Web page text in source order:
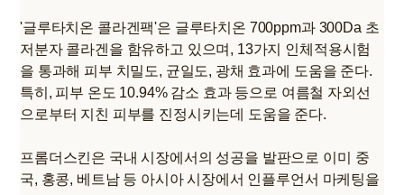
'글루타치온 콜라겐팩'은 글루타치온 700ppm과 300Da 초
저분자 콜라겐을 함유하고 있으며, 13가지 인체적용시험
을 통과해 피부 치밀도, 균일도, 광채 효과에 도움을 준다.
특히, 피부 온도 10.94% 감소 효과 등으로 여름철 자외선
으로부터 지친 피부를 진정시키는데 도움을 준다.
프롬더스킨은 국내 시장에서의 성공을 발판으로 이미 중
국, 홍콩, 베트남 등 아시아 시장에서 인플루언서 마케팅을